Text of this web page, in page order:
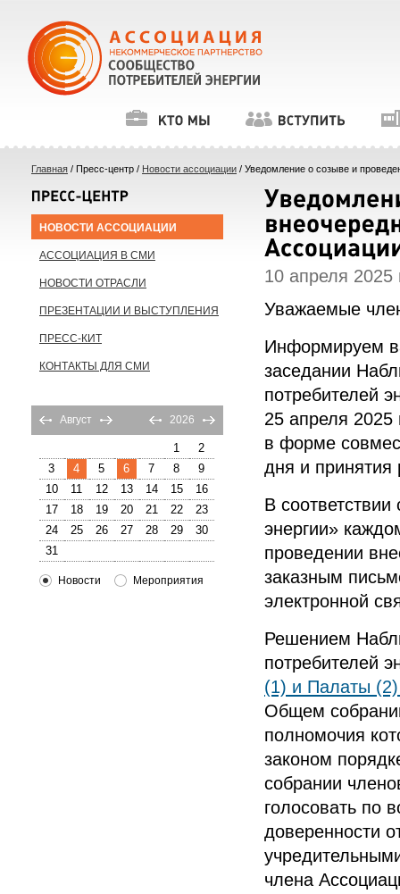
Главная / Пресс-центр / Новости ассоциации / Уведомление о созыве и
10 апреля 2025
Уважаемые
Информируем
заседании
потребителей
25 апреля 2025
в форме
дня и
В
энергии»
проведении
заказным
электронной
Решением
потребителей
(1) и Палаты
Общем
полномочия
законом
собрании
голосовать по
доверенности
члена
НОВОСТИ АССОЦИАЦИИ
АССОЦИАЦИЯ В СМИ
НОВОСТИ ОТРАСЛИ
ПРЕЗЕНТАЦИИ И ВЫСТУПЛЕНИЯ
ПРЕСС-КИТ
КОНТАКТЫ ДЛЯ СМИ
Август 2026
1
2
3
4 5 6 7 8
9
10
11 12 13 14 15
16
17
18 19 20 21 22
23
24
25 26 27 28 29
30
31
Новости Мероприятия